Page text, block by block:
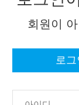
회원이
로